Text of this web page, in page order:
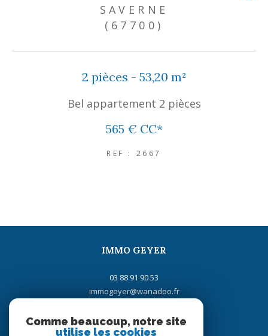
SAVERNE
(67700)
2 pièces - 53,20 m²
Bel appartement 2 pièces
565 € CC*
REF : 2667
IMMO GEYER
03 88 91 90 53
immogeyer@wanadoo.fr
67700
saverne
Comme beaucoup, notre site
utilise les cookies